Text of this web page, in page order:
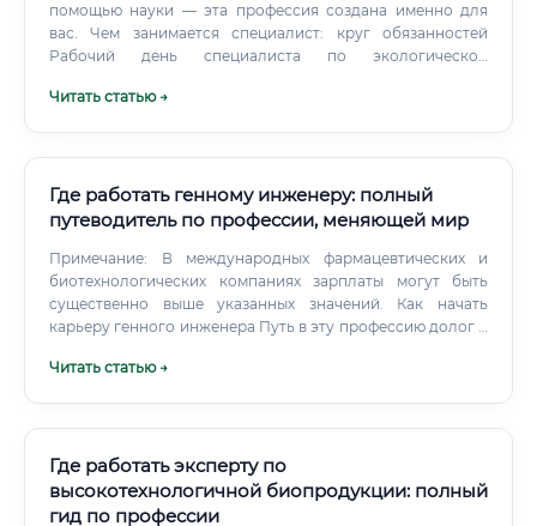
помощью науки — эта профессия создана именно для
вас. Чем занимается специалист: круг обязанностей
Рабочий день специалиста по экологической
от места работы и конкретной должности обязанности
Читать статью →
Где работать генному инженеру: полный
путеводитель по профессии, меняющей мир
Примечание: В международных фармацевтических и
биотехнологических компаниях зарплаты могут быть
существенно выше указанных значений. Как начать
карьеру генного инженера Путь в эту профессию долог и
Необходимо поступить в вуз на специальности,
Читать статью →
Где работать эксперту по
высокотехнологичной биопродукции: полный
гид по профессии